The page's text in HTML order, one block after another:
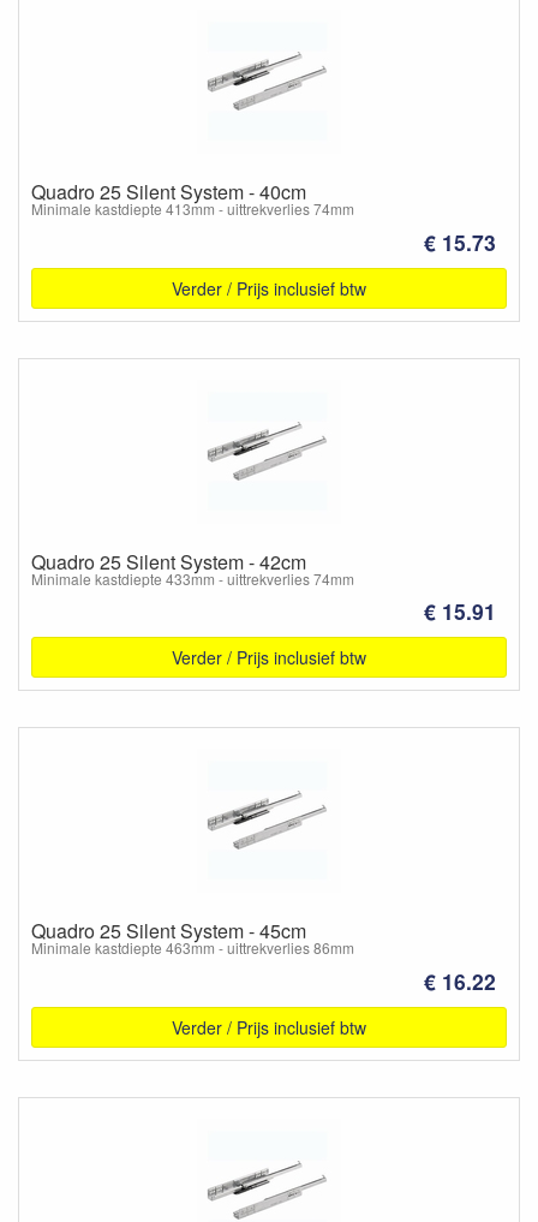
Quadro 25 Silent System - 40cm
Minimale kastdiepte 413mm - uittrekverlies 74mm
€ 15.73
Verder / Prijs inclusief btw
Quadro 25 Silent System - 42cm
Minimale kastdiepte 433mm - uittrekverlies 74mm
€ 15.91
Verder / Prijs inclusief btw
Quadro 25 Silent System - 45cm
Minimale kastdiepte 463mm - uittrekverlies 86mm
€ 16.22
Verder / Prijs inclusief btw